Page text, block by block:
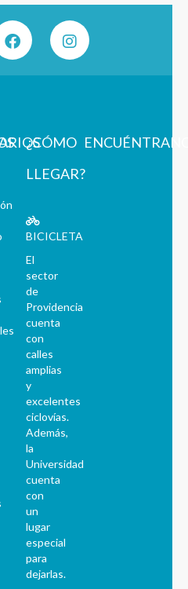
¿CÓMO
LLEGAR?
BICICLETA
El
sector
de
Providencia
cuenta
con
calles
amplias
y
excelentes
ciclovías.
Además,
la
Universidad
cuenta
con
un
lugar
especial
para
dejarlas.